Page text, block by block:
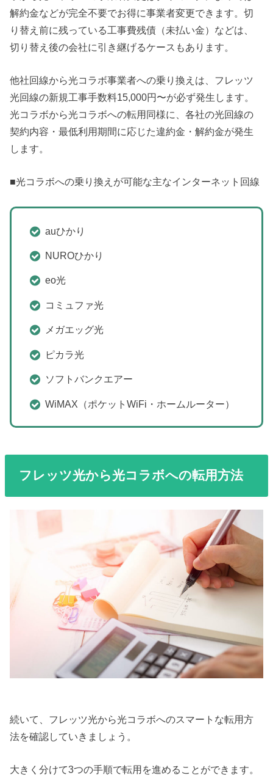
解約金などが完全不要でお得に事業者変更できます。切
り替え前に残っている工事費残債（未払い金）などは、
切り替え後の会社に引き継げるケースもあります。
他社回線から光コラボ事業者への乗り換えは、フレッツ
光回線の新規工事手数料15,000円〜が必ず発生します。
光コラボから光コラボへの転用同様に、各社の光回線の
契約内容・最低利用期間に応じた違約金・解約金が発生
します。
■光コラボへの乗り換えが可能な主なインターネット回線
auひかり
NUROひかり
eo光
コミュファ光
メガエッグ光
ピカラ光
ソフトバンクエアー
WiMAX（ポケットWiFi・ホームルーター）
フレッツ光から光コラボへの転用方法
続いて、フレッツ光から光コラボへのスマートな転用方
法を確認していきましょう。
大きく分けて3つの手順で転用を進めることができます。